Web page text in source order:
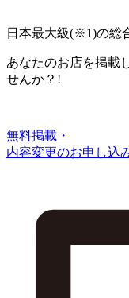
日本最大級(※1)の総
あなたのお店を掲載
せんか？!
無料掲載・
内容変更のお申し込